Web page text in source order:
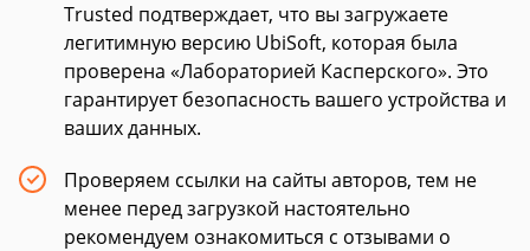
Trusted подтверждает, что вы загружаете
легитимную версию UbiSoft, которая была
проверена «Лабораторией Касперского». Это
гарантирует безопасность вашего устройства и
ваших данных.
Проверяем ссылки на сайты авторов, тем не
менее перед загрузкой настоятельно
рекомендуем ознакомиться с отзывами о